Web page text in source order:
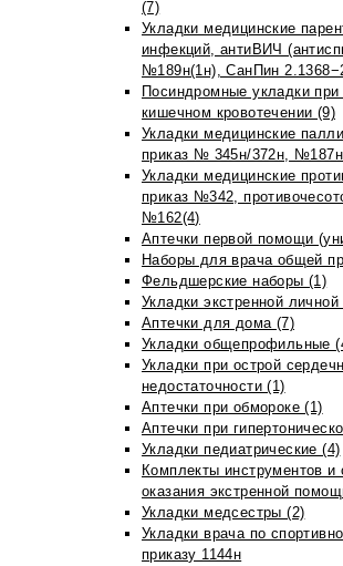
(7)
Укладки медицинские
инфекций, антиВИЧ
№189н(1н), СанПин
Посиндромные укладки
кишечном кровотечении (9)
Укладки медицинские
приказ № 345н/372н,
Укладки медицинские
приказ №342,
№162(4)
Аптечки первой помощи
Наборы для врача общей
Фельдшерские наборы (1)
Укладки экстренной
Аптечки для дома (7)
Укладки общепрофильные
Укладки при острой
недостаточности (1)
Аптечки при обмороке (1)
Аптечки при
Укладки педиатрические (4)
Комплекты инструментов и
оказания экстренной
Укладки медсестры (2)
Укладки врача по
приказу 1144н